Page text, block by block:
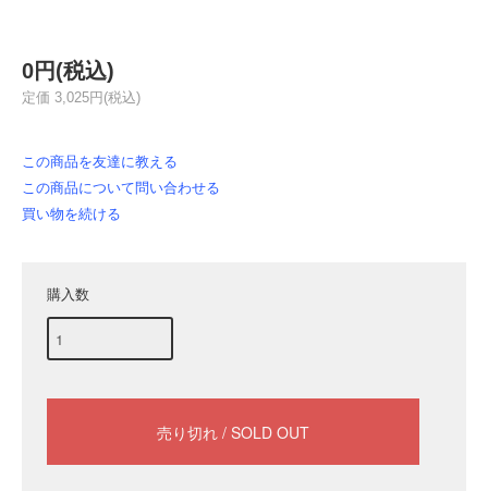
0円(税込)
定価 3,025円(税込)
この商品を友達に教える
この商品について問い合わせる
買い物を続ける
購入数